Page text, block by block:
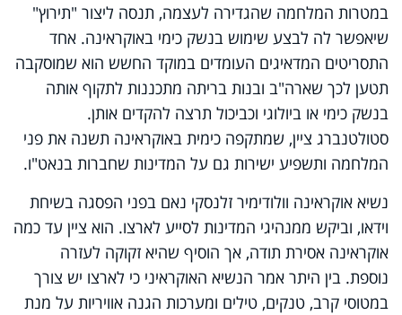
במטרות המלחמה שהגדירה לעצמה, תנסה ליצור "תירוץ"
שיאפשר לה לבצע שימוש בנשק כימי באוקראינה. אחד
התסריטים המדאיגים העומדים במוקד החשש הוא שמוסקבה
תטען לכך שארה"ב ובנות בריתה מתכננות לתקוף אותה
בנשק כימי או ביולוגי וכביכול תרצה להקדים אותן.
סטולטנברג ציין, שמתקפה כימית באוקראינה תשנה את פני
המלחמה ותשפיע ישירות גם על המדינות שחברות בנאט"ו.
נשיא אוקראינה וולודימיר זלנסקי נאם בפני הפסגה בשיחת
וידאו, וביקש ממנהיגי המדינות לסייע לארצו. הוא ציין עד כמה
אוקראינה אסירת תודה, אך הוסיף שהיא זקוקה לעזרה
נוספת. בין היתר אמר הנשיא האוקראיני כי לארצו יש צורך
במטוסי קרב, טנקים, טילים ומערכות הגנה אוויריות על מנת